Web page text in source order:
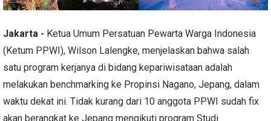
Jakarta - Ketua Umum Persatuan Pewarta Warga Indonesia
(Ketum PPWI), Wilson Lalengke, menjelaskan bahwa salah
satu program kerjanya di bidang kepariwisataan adalah
melakukan benchmarking ke Propinsi Nagano, Jepang, dalam
waktu dekat ini. Tidak kurang dari 10 anggota PPWI sudah fix
akan berangkat ke Jepang mengikuti program Studi